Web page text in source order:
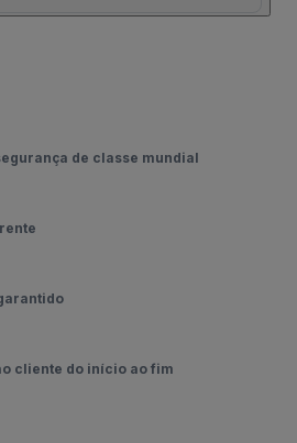
de classe mundial
cliente do início ao fim